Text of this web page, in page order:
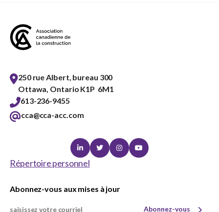
250 rue Albert, bureau 300
Ottawa, Ontario K1P 6M1
613-236-9455
cca@cca-acc.com
LinkedinTwitterInstagramYoutube
Répertoire personnel
Abonnez-vous aux mises à jour
Abonnez-vous